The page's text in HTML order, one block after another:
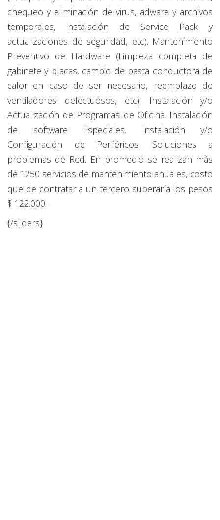
chequeo y eliminación de virus, adware y archivos
temporales, instalación de Service Pack y
actualizaciones de seguridad, etc). Mantenimiento
Preventivo de Hardware (Limpieza completa de
gabinete y placas, cambio de pasta conductora de
calor en caso de ser necesario, reemplazo de
ventiladores defectuosos, etc). Instalación y/o
Actualización de Programas de Oficina. Instalación
de software Especiales. Instalación y/o
Configuración de Periféricos. Soluciones a
problemas de Red. En promedio se realizan más
de 1250 servicios de mantenimiento anuales, costo
que de contratar a un tercero superaría los pesos
$ 122.000.-
{/sliders}